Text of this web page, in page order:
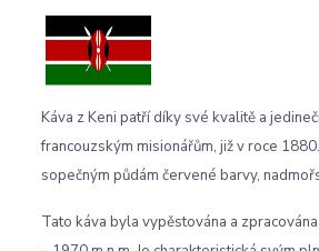
Káva z Keni patří díky své kvalitě a
francouzským misionářům, již v roce
sopečným půdám červené barvy,
Tato káva byla vypěstována a